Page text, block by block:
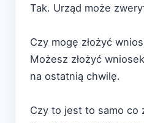
Tak. Urząd może
Czy mogę złożyć
Możesz złożyć
na ostatnią chwilę.
Czy to jest to samo co